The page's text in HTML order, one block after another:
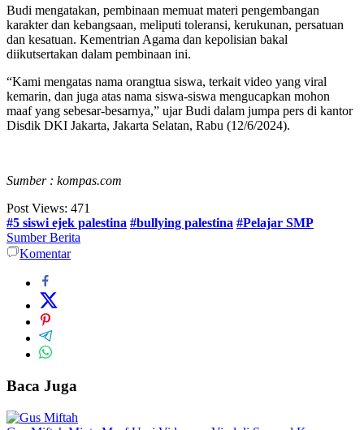
Budi mengatakan, pembinaan memuat materi pengembangan
karakter dan kebangsaan, meliputi toleransi, kerukunan, persatuan
dan kesatuan. Kementrian Agama dan kepolisian bakal
diikutsertakan dalam pembinaan ini.
“Kami mengatas nama orangtua siswa, terkait video yang viral
kemarin, dan juga atas nama siswa-siswa mengucapkan mohon
maaf yang sebesar-besarnya,” ujar Budi dalam jumpa pers di kantor
Disdik DKI Jakarta, Jakarta Selatan, Rabu (12/6/2024).
Sumber : kompas.com
Post Views: 471
#5 siswi ejek palestina #bullying palestina #Pelajar SMP
Sumber Berita
Komentar
Baca Juga